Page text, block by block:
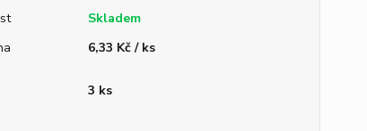
Skladem
6,33 Kč / ks
3 ks